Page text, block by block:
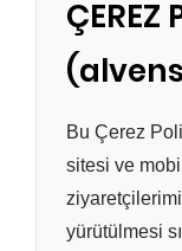
ÇEREZ
Bu Çerez
sitesi ve
yürütülmesi